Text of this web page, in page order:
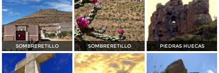
SOMBRERETILLO SOMBRERETILLO PIEDRAS HUECAS